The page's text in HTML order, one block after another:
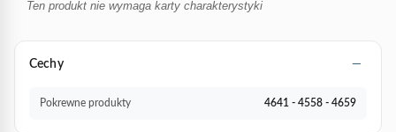
Ten produkt nie wymaga karty charakterystyki
Cechy
Pokrewne produkty 4641 - 4558 - 4659